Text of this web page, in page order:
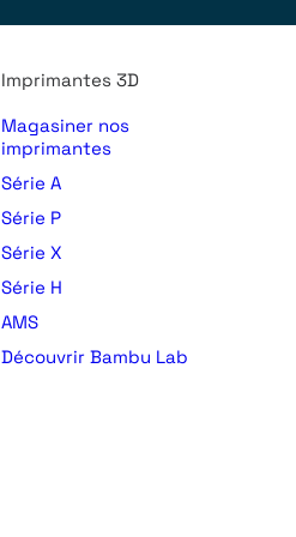
Imprimantes 3D
Magasiner nos
imprimantes
Série A
Série P
Série X
Série H
AMS
Découvrir Bambu Lab